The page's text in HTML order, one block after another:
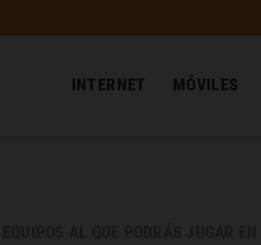
INTERNET MÓVILES